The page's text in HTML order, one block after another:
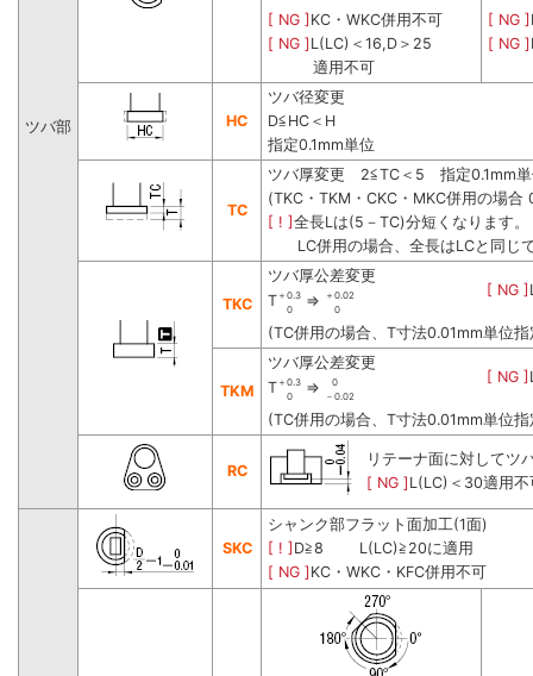
ツバ部
[ NG ] KC・WKC併用不可
[ NG ] L(LC)＜16,D＞25
適用不可
[ NG ]
[ NG ]
HC
ツバ径変更
D≦HC＜H
指定0.1mm単位
TC
ツバ厚変更 2≦TC＜5 指定0.1mm
(TKC・TKM・CKC・MKC併用の場合
[ ! ] 全長Lは(5－TC)分短くなります。
LC併用の場合、全長はLCと同じ
TKC
ツバ厚公差変更
T ＋0.3
0
⇒
＋0.02
0
[ NG ]
(TC併用の場合、T寸法0.01mm単位
TKM
ツバ厚公差変更
T ＋0.3
0
⇒
0
－0.02
[ NG ]
(TC併用の場合、T寸法0.01mm単位
RC
リテーナ面に対してツ
[ NG ] L(LC)＜30適用不
SKC
シャンク部フラット面加工(1面)
[ ! ] D≧8 L(LC)≧20に適用
[ NG ] KC・WKC・KFC併用不可